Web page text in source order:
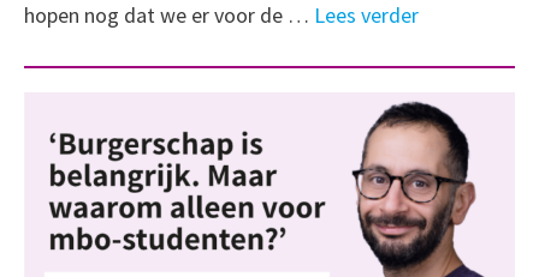
hopen nog dat we er voor de … Lees verder